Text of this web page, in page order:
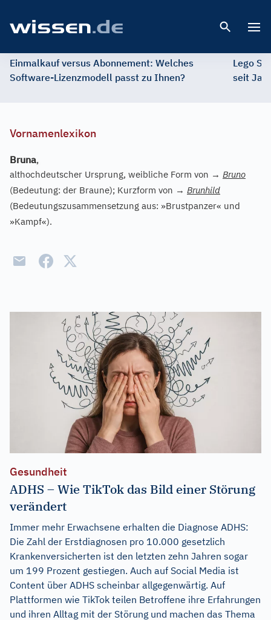
Einmalkauf versus Abonnement: Welches
Software-Lizenzmodell passt zu Ihnen?
Lego
seit
Vornamenlexikon
Bruna,
althochdeutscher Ursprung, weibliche Form von → Bruno
(Bedeutung: der Braune); Kurzform von → Brunhild
(Bedeutungszusammensetzung aus: »Brustpanzer« und
»Kampf«).
Gesundheit
ADHS – Wie TikTok das Bild einer Störung
verändert
Immer mehr Erwachsene erhalten die Diagnose ADHS:
Die Zahl der Erstdiagnosen pro 10.000 gesetzlich
Krankenversicherten ist den letzten zehn Jahren sogar
um 199 Prozent gestiegen. Auch auf Social Media ist
Content über ADHS scheinbar allgegenwärtig. Auf
Plattformen wie TikTok teilen Betroffene ihre Erfahrungen
und ihren Alltag mit der Störung und machen das Thema